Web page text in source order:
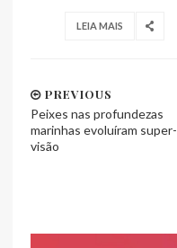
LEIA MAIS
PREVIOUS
Peixes nas profundezas
marinhas evoluíram super-
visão